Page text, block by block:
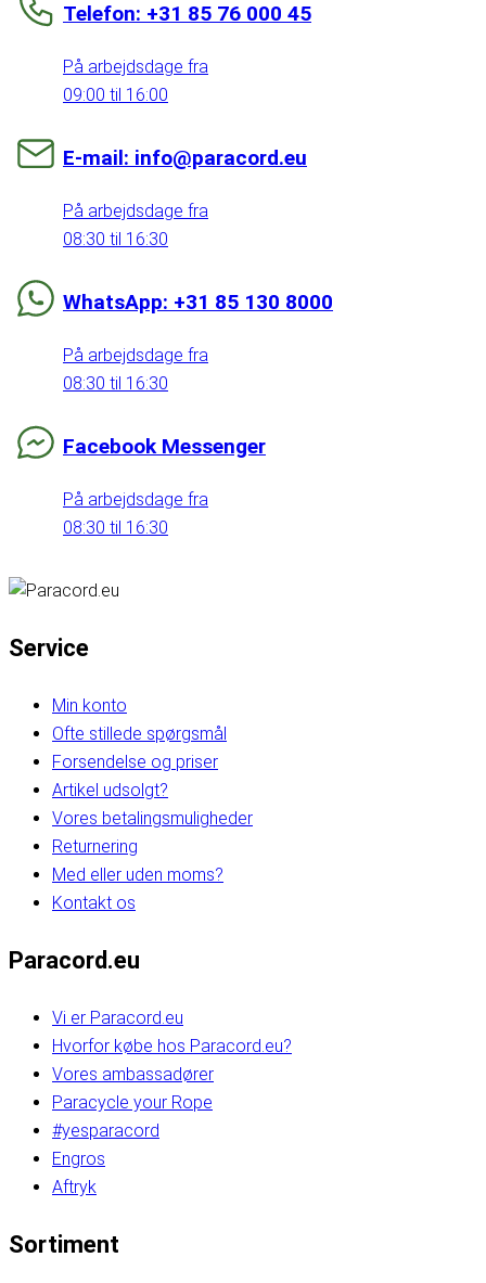
Telefon: +31 85 76 000 45
På arbejdsdage fra
09:00 til 16:00
E-mail: info@paracord.eu
På arbejdsdage fra
08:30 til 16:30
WhatsApp: +31 85 130 8000
På arbejdsdage fra
08:30 til 16:30
Facebook Messenger
På arbejdsdage fra
08:30 til 16:30
Service
Min konto
Ofte stillede spørgsmål
Forsendelse og priser
Artikel udsolgt?
Vores betalingsmuligheder
Returnering
Med eller uden moms?
Kontakt os
Paracord.eu
Vi er Paracord.eu
Hvorfor købe hos Paracord.eu?
Vores ambassadører
Paracycle your Rope
#yesparacord
Engros
Aftryk
Sortiment